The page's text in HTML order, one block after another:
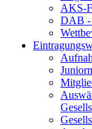
AKS-
DAB -